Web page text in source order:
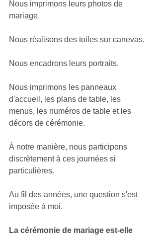
Nous imprimons leurs photos de
mariage.
Nous réalisons des toiles sur canevas.
Nous encadrons leurs portraits.
Nous imprimons les panneaux
d'accueil, les plans de table, les
menus, les numéros de table et les
décors de cérémonie.
À notre manière, nous participons
discrètement à ces journées si
particulières.
Au fil des années, une question s'est
imposée à moi.
La cérémonie de mariage est-elle